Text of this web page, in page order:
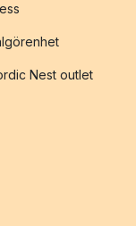
Nest outlet